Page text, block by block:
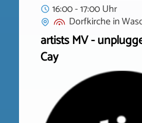
16:00 - 17:00 Uhr
Dorfkirchein
artists MV -
Cay